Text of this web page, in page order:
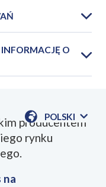
mg
mg
mg
O
POLSKI
POKAŻ
producentem
rynku
na